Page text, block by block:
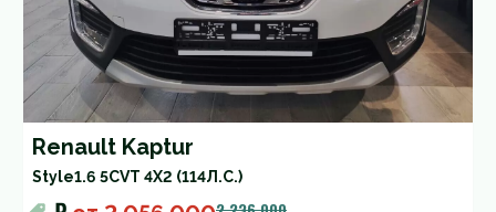
Renault Kaptur
Style1.6 5CVT 4X2 (114Л.С.)